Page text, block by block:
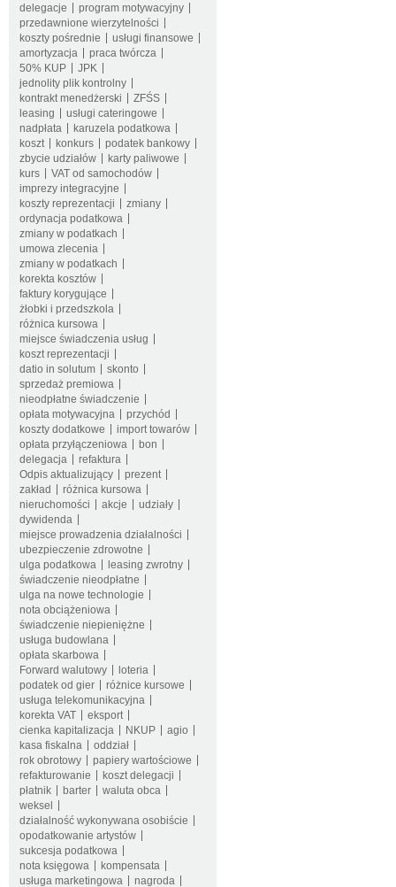
delegacje
program motywacyjny
przedawnione wierzytelności
koszty pośrednie
usługi finansowe
amortyzacja
praca twórcza
50% KUP
JPK
jednolity plik kontrolny
kontrakt menedżerski
ZFŚS
leasing
usługi cateringowe
nadpłata
karuzela podatkowa
koszt
konkurs
podatek bankowy
zbycie udziałów
karty paliwowe
kurs
VAT od samochodów
imprezy integracyjne
koszty reprezentacji
zmiany
ordynacja podatkowa
zmiany w podatkach
umowa zlecenia
zmiany w podatkach
korekta kosztów
faktury korygujące
żłobki i przedszkola
różnica kursowa
miejsce świadczenia usług
koszt reprezentacji
datio in solutum
skonto
sprzedaż premiowa
nieodpłatne świadczenie
opłata motywacyjna
przychód
koszty dodatkowe
import towarów
opłata przyłączeniowa
bon
delegacja
refaktura
Odpis aktualizujący
prezent
zakład
różnica kursowa
nieruchomości
akcje
udziały
dywidenda
miejsce prowadzenia działalności
ubezpieczenie zdrowotne
ulga podatkowa
leasing zwrotny
świadczenie nieodpłatne
ulga na nowe technologie
nota obciążeniowa
świadczenie niepieniężne
usługa budowlana
opłata skarbowa
Forward walutowy
loteria
podatek od gier
różnice kursowe
usługa telekomunikacyjna
korekta VAT
eksport
cienka kapitalizacja
NKUP
agio
kasa fiskalna
oddział
rok obrotowy
papiery wartościowe
refakturowanie
koszt delegacji
płatnik
barter
waluta obca
weksel
działalność wykonywana osobiście
opodatkowanie artystów
sukcesja podatkowa
nota księgowa
kompensata
usługa marketingowa
nagroda